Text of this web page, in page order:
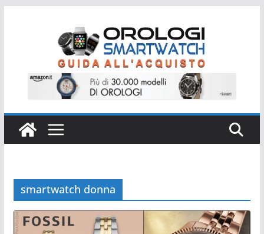
smartwatch donna